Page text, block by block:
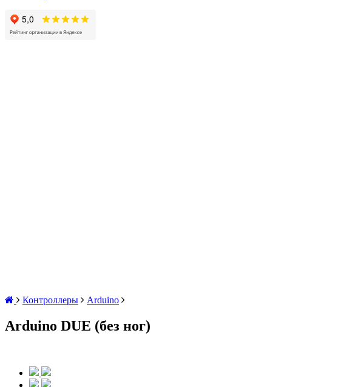
Контроллеры Arduino
Arduino DUE (без ног)